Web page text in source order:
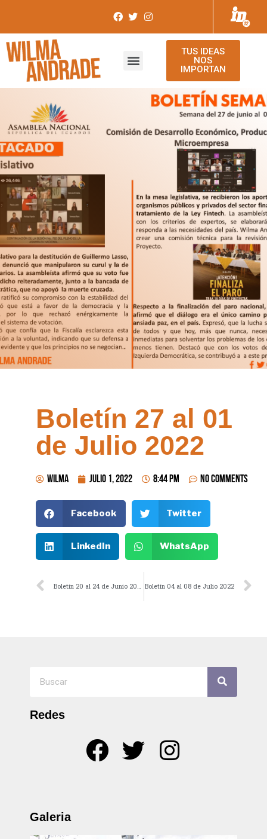
TUS IDEAS
NOS
IMPORTAN
Boletín 27 al 01
de Julio 2022
wilma julio 1, 2022 8:44 pm No Comments
Facebook Twitter
LinkedIn WhatsApp
Boletín 20 al 24 de Junio 2022 Boletín 04 al 08 de Julio 2022
Redes
Galeria